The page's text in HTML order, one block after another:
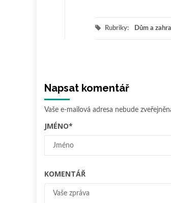
Rubriky: Dům a
Napsat komentář
Vaše e-mailová adresa nebude
JMÉNO*
KOMENTÁŘ